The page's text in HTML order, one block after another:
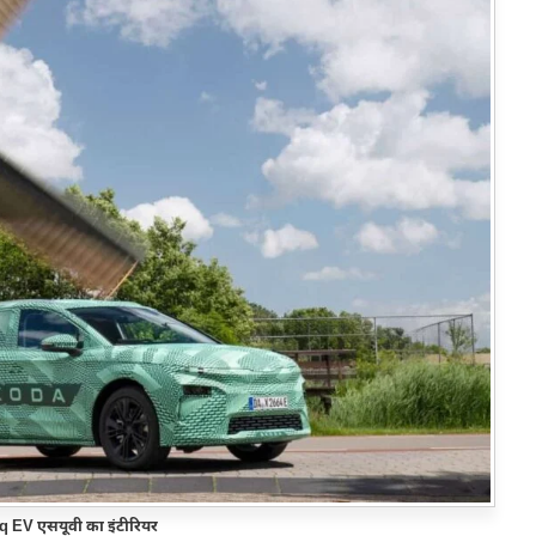
EVएसयूवी का इंटीरियर